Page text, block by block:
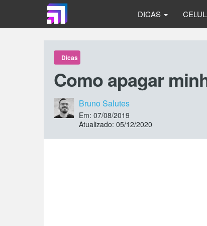
DICAS
Dicas
Como apagar
Bruno Salutes
Em: 07/08/2019
Atualizado: 05/12/2020